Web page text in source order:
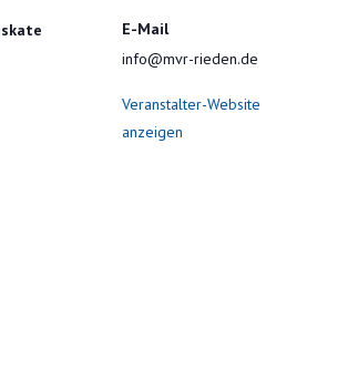
E-Mail
info@mvr-rieden.de
Veranstalter-Website
anzeigen